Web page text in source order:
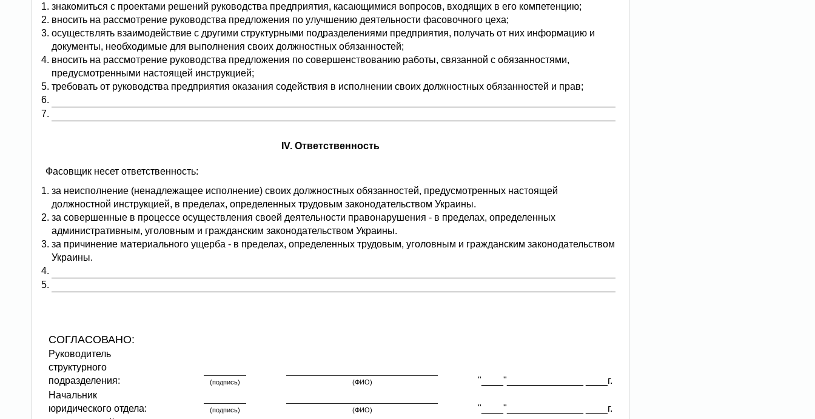
знакомиться с проектами решений руководства предприятия, касающимися вопросов, входящих в его компетенцию;
вносить на рассмотрение руководства предложения по улучшению деятельности фасовочного цеха;
осуществлять взаимодействие с другими структурными подразделениями предприятия, получать от них информацию и
документы, необходимые для выполнения своих должностных обязанностей;
вносить на рассмотрение руководства предложения по совершенствованию работы, связанной с обязанностями,
предусмотренными настоящей инструкцией;
требовать от руководства предприятия оказания содействия в исполнении своих должностных обязанностей и прав;
IV. Ответственность
Фасовщик несет ответственность:
за неисполнение (ненадлежащее исполнение) своих должностных обязанностей, предусмотренных настоящей
должностной инструкцией, в пределах, определенных трудовым законодательством Украины.
за совершенные в процессе осуществления своей деятельности правонарушения - в пределах, определенных
административным, уголовным и гражданским законодательством Украины.
за причинение материального ущерба - в пределах, определенных трудовым, уголовным и гражданским законодательством
Украины.
СОГЛАСОВАНО:
Руководитель
структурного
подразделения:
(подпись) (ФИО)
"____"______________ ____г.
Начальник
юридического отдела:
(подпись) (ФИО)
"____"______________ ____г.